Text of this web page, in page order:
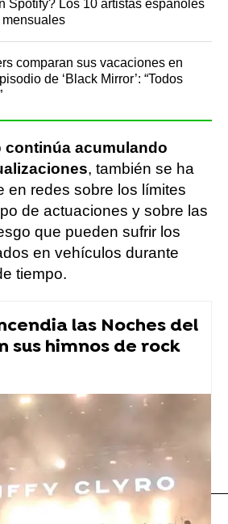
Spotify? Los 10 artistas españoles
comparan sus vacaciones en
de ‘Black Mirror’: “Todos
continúa acumulando
, también se ha
en redes sobre los límites
de actuaciones y sobre las
que pueden sufrir los
en vehículos durante
tiempo.
las Noches del
sus himnos de rock